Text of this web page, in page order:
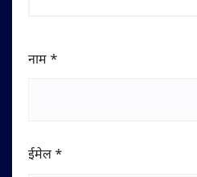
नाम *
ईमेल *